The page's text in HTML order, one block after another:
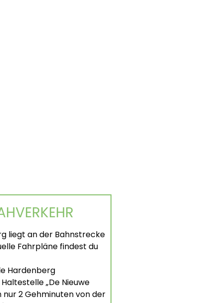
liegt an der Bahnstrecke
Fahrpläne findest du
Hardenberg
„De Nieuwe
nur 2 Gehminuten von der